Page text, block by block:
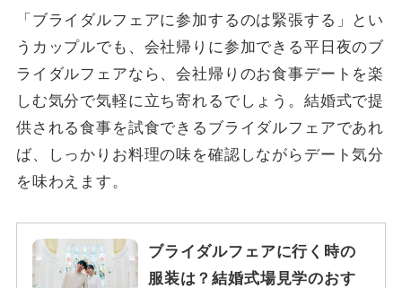
「ブライダルフェアに参加するのは緊張する」とい
うカップルでも、会社帰りに参加できる平日夜のブ
ライダルフェアなら、会社帰りのお食事デートを楽
しむ気分で気軽に立ち寄れるでしょう。結婚式で提
供される食事を試食できるブライダルフェアであれ
ば、しっかりお料理の味を確認しながらデート気分
を味わえます。
ブライダルフェアに行く時の
服装は？結婚式場見学のおす